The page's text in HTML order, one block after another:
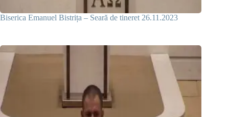
Biserica Emanuel Bistrița – Seară de tineret 26.11.2023